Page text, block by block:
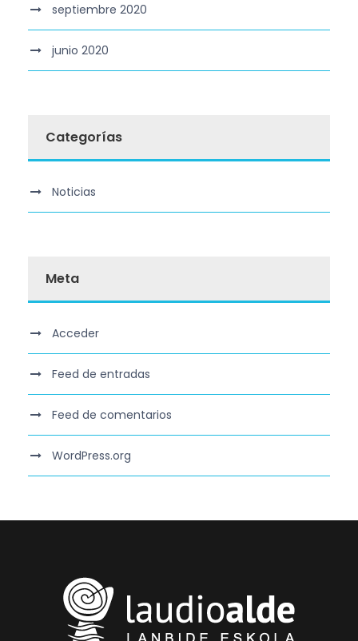
septiembre 2020
junio 2020
Categorías
Noticias
Meta
Acceder
Feed de entradas
Feed de comentarios
WordPress.org